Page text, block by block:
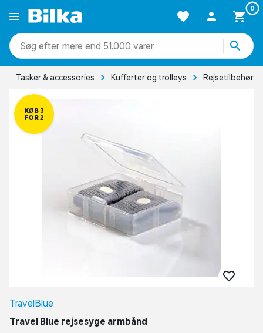
0
mere end 51.000 varer
Tasker & accessories Kufferter og trolleys Rejsetilbehør
KØB 3
FOR 2
TravelBlue
Travel Blue rejsesyge armbånd